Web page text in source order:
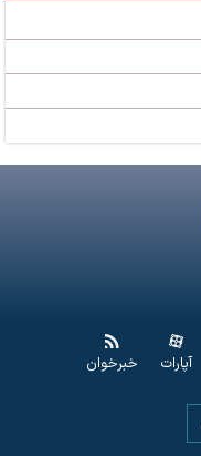
آپارات خبرخوان